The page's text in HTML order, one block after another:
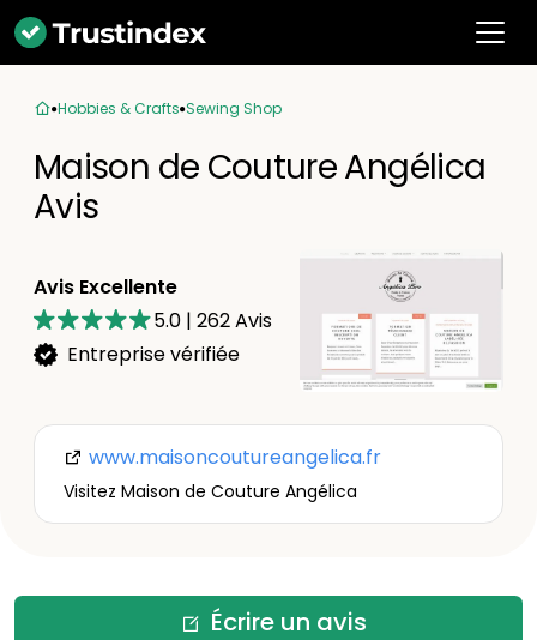
Hobbies & Crafts Sewing Shop
Maison de Couture Angélica
Avis
Avis Excellente
5.0 | 262Avis
Entreprise vérifiée
www.maisoncoutureangelica.fr
Visitez Maison de Couture Angélica
Écrire un avis